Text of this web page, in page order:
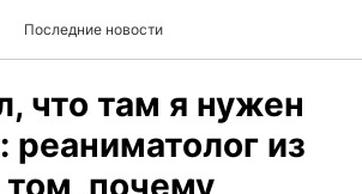
Последние новости
что там я нужен
реаниматолог из
том, почему